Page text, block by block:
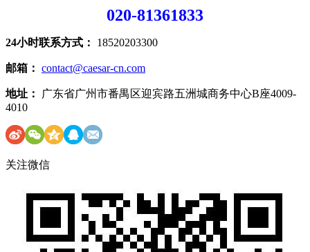
020-81361833
24小时联系方式： 18520203300
邮箱： contact@caesar-cn.com
地址：
广东省广州市番禺区迎宾路五洲城商务中心B座4009-
4010
关注微信